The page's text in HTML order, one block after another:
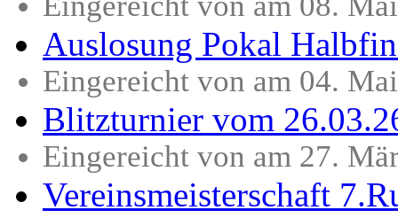
Auslosung Pokal
Eingereicht von am 04.
Blitzturnier vom
Eingereicht von am 27.
Vereinsmeisterschaft